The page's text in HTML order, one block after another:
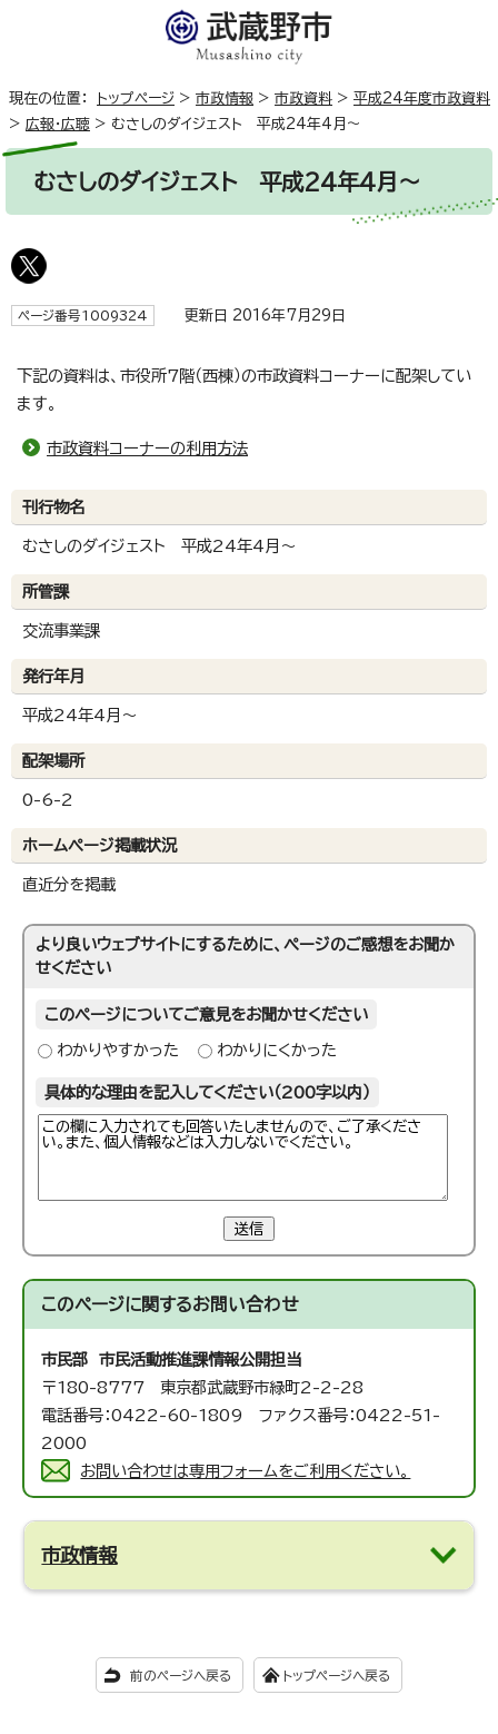
現在の位置： トップページ > 市政情報 > 市政資料 > 平成24年度市政資料
> 広報・広聴 > むさしのダイジェスト 平成24年4月～
むさしのダイジェスト 平成24年4月～
ページ番号1009324 更新日 2016年7月29日
下記の資料は、市役所7階（西棟）の市政資料コーナーに配架してい
ます。
市政資料コーナーの利用方法
刊行物名
むさしのダイジェスト 平成24年4月～
所管課
交流事業課
発行年月
平成24年4月～
配架場所
0-6-2
ホームページ掲載状況
直近分を掲載
より良いウェブサイトにするために、ページのご感想をお聞か
せください
このページについてご意見をお聞かせください
わかりやすかった わかりにくかった
具体的な理由を記入してください（200字以内）
送信
このページに関するお問い合わせ
市民部 市民活動推進課情報公開担当
〒180-8777 東京都武蔵野市緑町2-2-28
電話番号：0422-60-1809 ファクス番号：0422-51-
2000
お問い合わせは専用フォームをご利用ください。
市政情報
前のページへ戻る トップページへ戻る